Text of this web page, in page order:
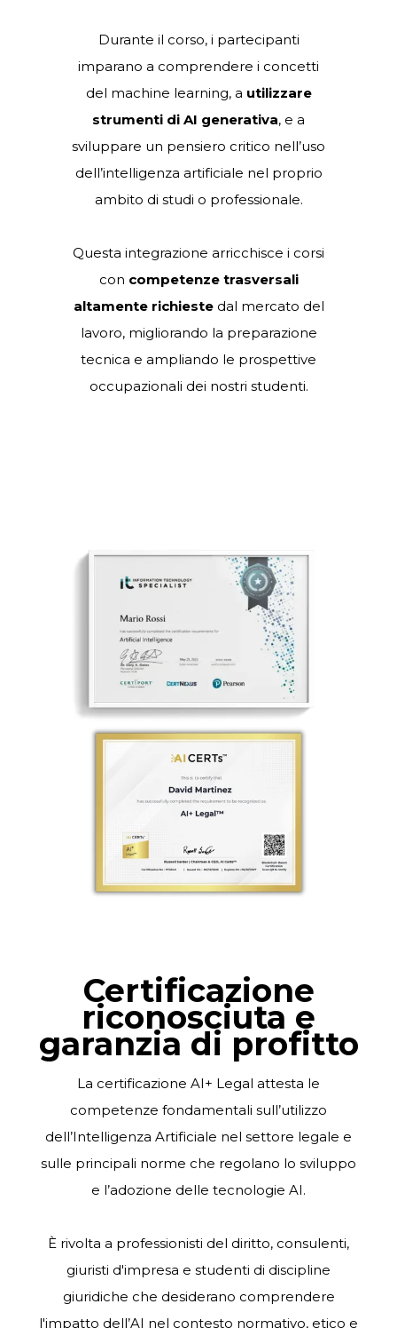
Durante il corso, i partecipanti
imparano a comprendere i concetti
del machine learning, a utilizzare
strumenti di AI generativa, e a
sviluppare un pensiero critico nell’uso
dell’intelligenza artificiale nel proprio
ambito di studi o professionale.
Questa integrazione arricchisce i corsi
con competenze trasversali
altamente richiestedal mercato del
lavoro, migliorando la preparazione
tecnica e ampliando le prospettive
occupazionali dei nostri studenti.
Certificazione
riconosciuta e
garanzia di profitto
La certificazione AI+ Legal attesta le
competenze fondamentali sull’utilizzo
dell’Intelligenza Artificiale nel settore legale e
sulle principali norme che regolano lo sviluppo
e l’adozione delle tecnologie AI.
È rivolta a professionisti del diritto, consulenti,
giuristi d'impresa e studenti di discipline
giuridiche che desiderano comprendere
l'impatto dell’AI nel contesto normativo, etico e